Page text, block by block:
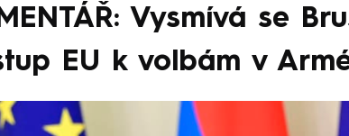
Vysmívá se
EU k volbám v